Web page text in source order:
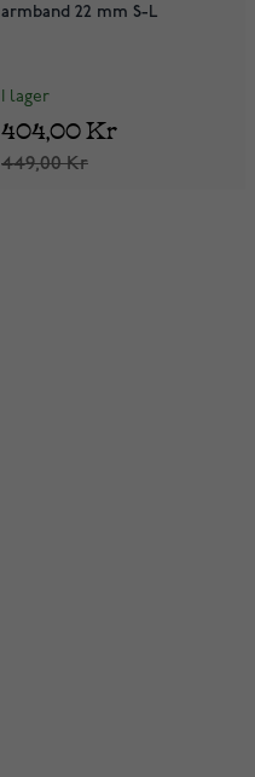
armband 22 mm S-L
I lager
449,00 Kr
404,00 Kr